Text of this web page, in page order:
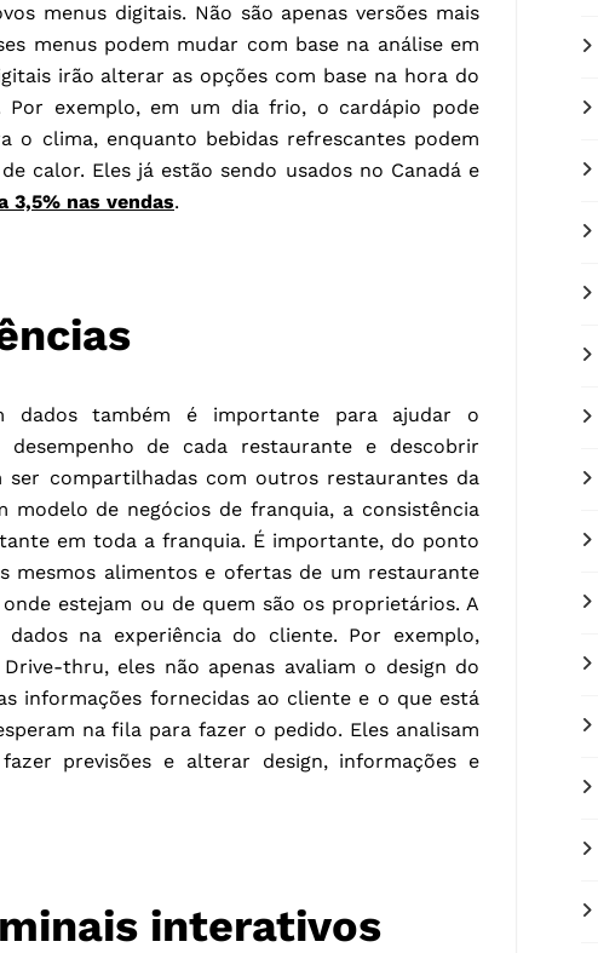
menus digitais. Não são apenas versões mais
menus podem mudar com base na análise em
irão alterar as opções com base na hora do
exemplo, em um dia frio, o cardápio pode
o clima, enquanto bebidas refrescantes podem
calor. Eles já estão sendo usados no Canadá e
3,5% nas vendas.
dados também é importante para ajudar o
de cada restaurante e descobrir
ser compartilhadas com outros restaurantes da
modelo de negócios de franquia, a consistência
em toda a franquia. É importante, do ponto
mesmos alimentos e ofertas de um restaurante
estejam ou de quem são os proprietários. A
na experiência do cliente. Por exemplo,
thru, eles não apenas avaliam o design do
informações fornecidas ao cliente e o que está
na fila para fazer o pedido. Eles analisam
previsões e alterar design, informações e
interativos